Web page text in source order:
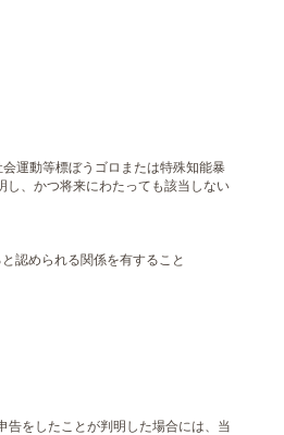
運動等標ぼうゴロまたは特殊知能暴
し、かつ将来にわたっても該当しない
認められる関係を有すること
告をしたことが判明した場合には、当